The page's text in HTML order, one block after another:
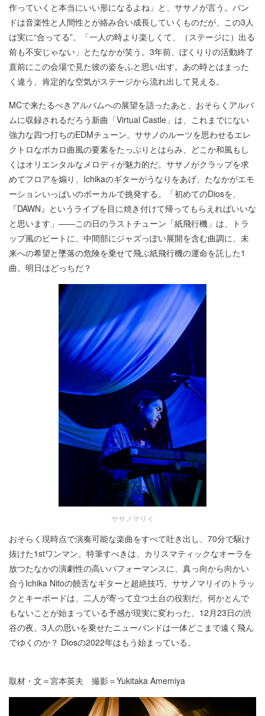
作っていくと本当にいい形になるよね」と、ササノが言う。バン
ドは音楽性と人間性とが絡み合い成長していくものだが、この3人
は実に“合ってる”。「一人の時より楽しくて、（ステージに）出る
前も不安じゃない」とたなかが笑う。3年前、ぼくりりの活動終了
直前にこの会場で見た彼の姿をふと思い出す。あの時とはまった
く違う、肯定的な空気がステージから流れ出して見える。
MCで来たるべきアルバムへの展望を語ったあと、おそらくアルバ
ムに収録されるだろう新曲「Virtual Castle」は、これまでにない
強力な四つ打ちのEDMチューン。ササノのルーツを思わせるエレ
クトロなボカロ曲風の要素をたっぷりとはらみ、どこか和風もし
くはオリエンタルなメロディが魅力的だ。ササノがクラップを求
めてフロアを煽り、Ichikaのギターがうなりをあげ、たなかがエモ
ーションいっぱいのボーカルで挑発する。「初めてのDiosを、
『DAWN』というライブを目に焼き付けて帰ってもらえればいいな
と思います」――この日のラストチューン「紙飛行機」は、トラ
ップ風のビートに、中間部にジャズっぽい展開を含む曲調に、未
来への希望と墜落の危険を乗せて飛ぶ紙飛行機の運命を託した1
曲。明日はどっちだ？
ササノマリイ
おそらく現時点で演奏可能な楽曲をすべて吐き出し、70分で駆け
抜けた1stワンマン。特筆すべきは、カリスマティックなオーラを
放つたなかの演劇性の高いパフォーマンスに、真っ向から向かい
合うIchika Nitoの饒舌なギターと超絶技巧。ササノマリイのトラッ
クとキーボードは、二人が寄って立つ土台の役割だ。何かとんで
もないことが始まっている予感が現実に変わった、12月23日の渋
谷の夜。3人の思いを乗せたニューバンドは一体どこまで遠く飛ん
でゆくのか？ Diosの2022年はもう始まっている。
取材・文＝宮本英夫 撮影＝Yukitaka Amemiya